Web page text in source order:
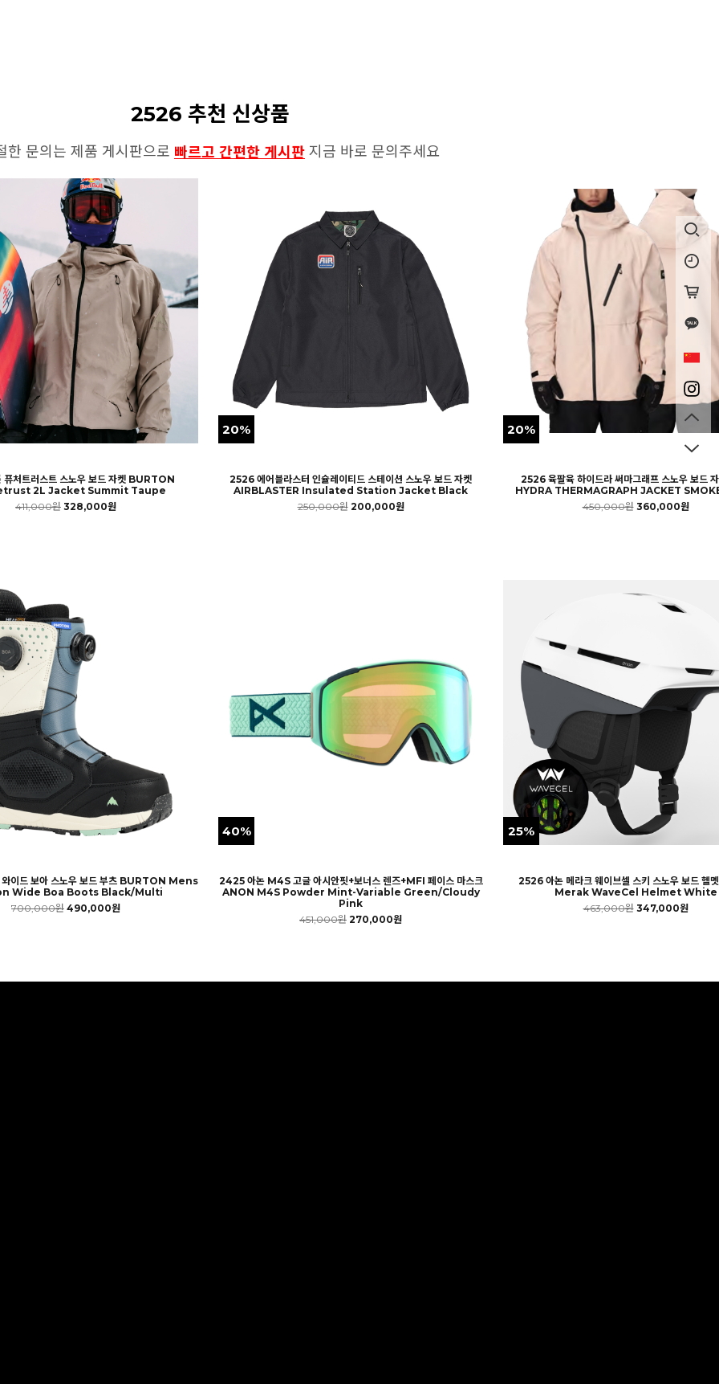
2526 추천 신상품
한 문의는 제품 게시판으로 빠르고 간편한 게시판 지금 바로 문의주세요
처트러스트 스노우 보드 자켓 BURTON
2L Jacket Summit Taupe
411,000원 328,000원
20%
2526 에어블라스터 인슐레이티드 스테이션 스노우 보드 자켓
AIRBLASTER Insulated Station Jacket Black
250,000원 200,000원
20%
2526 육팔육 하이드라 써마그래프 스노우 보드
HYDRA THERMAGRAPH JACKET
450,000원 360,000원
이드 보아 스노우 보드 부츠 BURTON Mens
Wide Boa Boots Black/Multi
700,000원 490,000원
40%
2425 아논 M4S 고글 아시안핏+보너스 렌즈+MFI 페이스 마스크
ANON M4S Powder Mint-Variable Green/Cloudy
Pink
451,000원 270,000원
25%
2526 아논 메라크 웨이브셀 스키 스노우 보드 헬
Merak WaveCel Helmet White
463,000원 347,000원